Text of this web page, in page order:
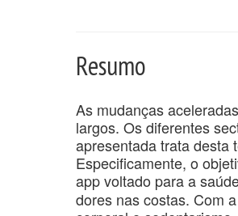
Resumo
As mudanças
largos. Os diferentes
apresentada trata desta
Especificamente, o
app voltado para a
dores nas costas. Com